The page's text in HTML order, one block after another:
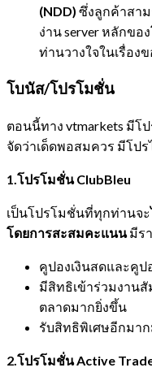
(NDD) ซึ่งลูกค้าสา
ง่าน server หลักขอ
ท่านวางใจในเรื่อง
โบนัส/โปรโมชั่น
ตอนนี้ทาง vtmarkets มีโ
จัดว่าเด็ดพอสมควร มีโป
1.โปรโมชั่นClubBleu
เป็นโปรโมชั่นที่ทุกท่านจะ
โดยการสะสมคะแนนมีร
คูปองเงินสดและคูป
มีสิทธิเข้าร่วมงาน
ตลาดมากยิ่งขึ้น
รับสิทธิพิเศษอีกมา
2.โปรโมชั่นActive